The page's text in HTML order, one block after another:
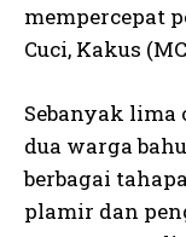
mempercepat
Cuci, Kakus
Sebanyak lima
dua warga
berbagai
plamir dan